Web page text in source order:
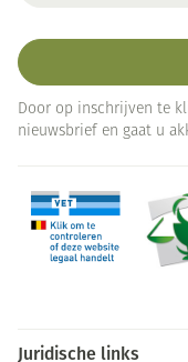
Door op inschrijven te
nieuwsbrief en gaat u
Juridische links